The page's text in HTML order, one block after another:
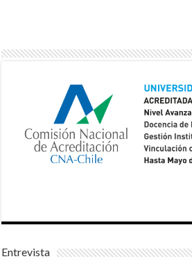
Entrevista